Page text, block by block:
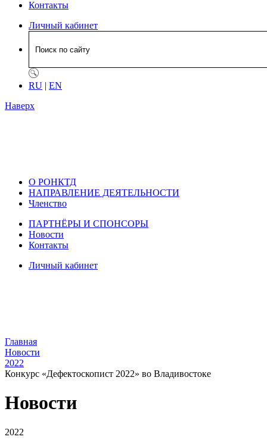
Контакты
Личный кабинет
RU | EN
Наверх
О РОНКТД
НАПРАВЛЕНИЕ ДЕЯТЕЛЬНОСТИ
Членство
ПАРТНЁРЫ И СПОНСОРЫ
Новости
Контакты
Личный кабинет
Главная
Новости
2022
Конкурс «Дефектоскопист 2022» во Владивостоке
Новости
2022